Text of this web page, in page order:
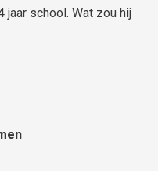
jaar school. Wat zou hij